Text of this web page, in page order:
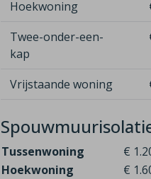
Hoekwoning
Twee-onder-een-
kap
Vrijstaande woning
Tussenwoning
€
Hoekwoning
€